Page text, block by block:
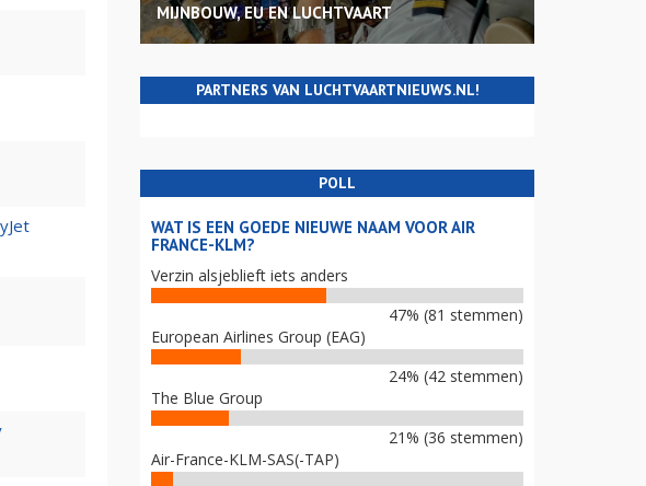
MIJNBOUW, EU EN LUCHTVAART
PARTNERS VAN LUCHTVAARTNIEUWS.NL!
POLL
WAT IS EEN GOEDE NIEUWE NAAM VOOR AIR
FRANCE-KLM?
Verzin alsjeblieft iets anders
47% (81 stemmen)
European Airlines Group (EAG)
24% (42 stemmen)
The Blue Group
21% (36 stemmen)
Air-France-KLM-SAS(-TAP)